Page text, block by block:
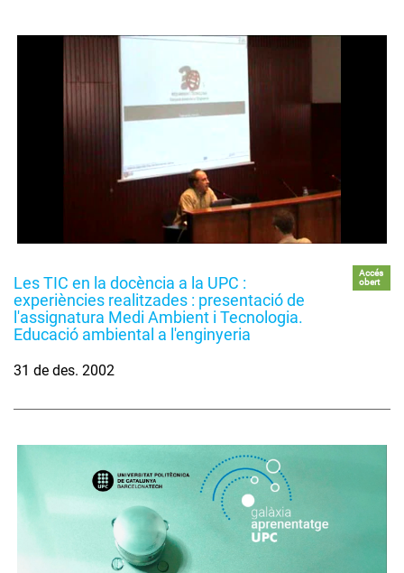
Les TIC en la docència a la UPC :
experiències realitzades : presentació de
l'assignatura Medi Ambient i Tecnologia.
Educació ambiental a l'enginyeria
Accés
obert
31 de des. 2002